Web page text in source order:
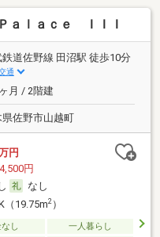
ａｌａｃｅ ＩＩＩ
道佐野線 田沼駅 徒歩10分
通
月 / 2階建
県佐野市山越町
円
円
なし
（19.75m2）
し
一人暮らし